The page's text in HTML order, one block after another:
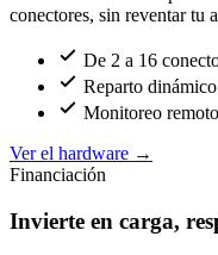
conectores, sin reventar tu
De 2 a 16
Reparto
Monitoreo
Ver el hardware →
Financiación
Invierte en carga,